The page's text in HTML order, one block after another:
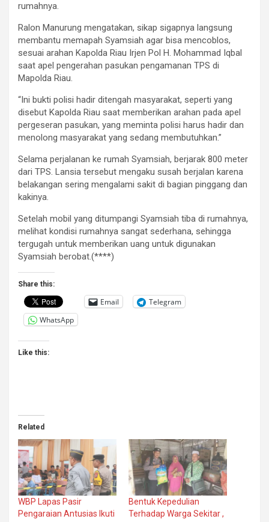
rumahnya.
Ralon Manurung mengatakan, sikap sigapnya langsung
membantu memapah Syamsiah agar bisa mencoblos,
sesuai arahan Kapolda Riau Irjen Pol H. Mohammad Iqbal
saat apel pengerahan pasukan pengamanan TPS di
Mapolda Riau.
“Ini bukti polisi hadir ditengah masyarakat, seperti yang
disebut Kapolda Riau saat memberikan arahan pada apel
pergeseran pasukan, yang meminta polisi harus hadir dan
menolong masyarakat yang sedang membutuhkan.”
Selama perjalanan ke rumah Syamsiah, berjarak 800 meter
dari TPS. Lansia tersebut mengaku susah berjalan karena
belakangan sering mengalami sakit di bagian pinggang dan
kakinya.
Setelah mobil yang ditumpangi Syamsiah tiba di rumahnya,
melihat kondisi rumahnya sangat sederhana, sehingga
tergugah untuk memberikan uang untuk digunakan
Syamsiah berobat.(****)
Share this:
Email
Telegram
WhatsApp
Like this:
Related
WBP Lapas Pasir
Pengaraian Antusias Ikuti
Bentuk Kepedulian
Terhadap Warga Sekitar ,